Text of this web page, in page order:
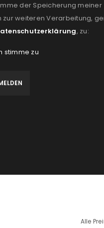
der Speicherung meiner
zur weiteren Verarbeitung,
, zu:
stimme zu
Alle